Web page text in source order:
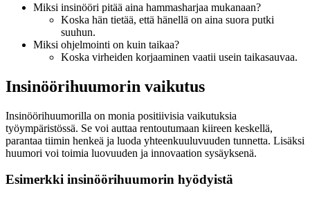
Miksi insinööri pitää aina hammasharjaa mukanaan?
Koska hän tietää, että hänellä on aina suora putki
suuhun.
Miksi ohjelmointi on kuin taikaa?
Koska virheiden korjaaminen vaatii usein taikasauvaa.
Insinöörihuumorin vaikutus
Insinöörihuumorilla on monia positiivisia vaikutuksia
työympäristössä. Se voi auttaa rentoutumaan kiireen keskellä,
parantaa tiimin henkeä ja luoda yhteenkuuluvuuden tunnetta. Lisäksi
huumori voi toimia luovuuden ja innovaation sysäyksenä.
Esimerkki insinöörihuumorin hyödyistä